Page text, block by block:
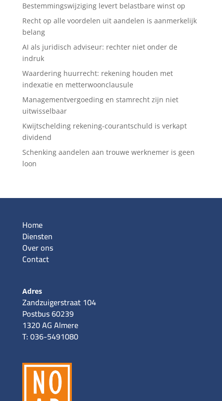
Bestemmingswijziging levert belastbare winst op
Recht op alle voordelen uit aandelen is aanmerkelijk
belang
AI als juridisch adviseur: rechter niet onder de
indruk
Waardering huurrecht: rekening houden met
indexatie en metterwoonclausule
Managementvergoeding en stamrecht zijn niet
uitwisselbaar
Kwijtschelding rekening-courantschuld is verkapt
dividend
Schenking aandelen aan trouwe werknemer is geen
loon
Home
Diensten
Over ons
Contact
Adres
Zandzuigerstraat 104
Postbus 60239
1320 AG Almere
T: 036-5491080